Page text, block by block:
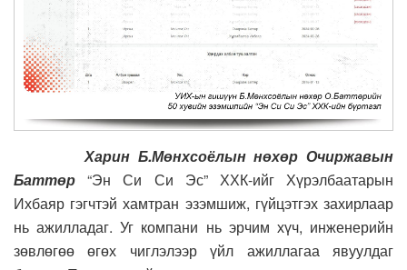
Харин Б.Мөнхсоёлын нөхөр Очиржавын
Баттөр “Эн Си Си Эс” ХХК-ийг Хүрэлбаатарын
Ихбаяр гэгчтэй хамтран эзэмшиж, гүйцэтгэх захирлаар
нь ажилладаг. Уг компани нь эрчим хүч, инженерийн
зөвлөгөө өгөх чиглэлээр үйл ажиллагаа явуулдаг